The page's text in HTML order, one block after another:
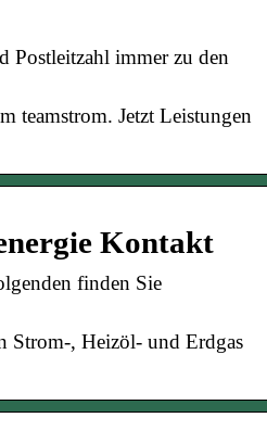
Postleitzahl immer zu den
teamstrom. Jetzt Leistungen
Kontakt
finden Sie
Strom-, Heizöl- und Erdgas